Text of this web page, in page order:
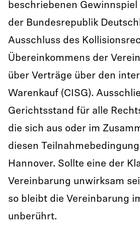
beschriebenen
der Bundesrepublik
Ausschluss des
Übereinkommens der
über Verträge über den
Warenkauf (CISG).
Gerichtsstand für alle
die sich aus oder im
diesen
Hannover. Sollte eine der
Vereinbarung unwirksam
so bleibt die Vereinbarung
unberührt.